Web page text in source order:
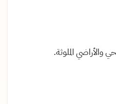
والأراضي الملوثة.